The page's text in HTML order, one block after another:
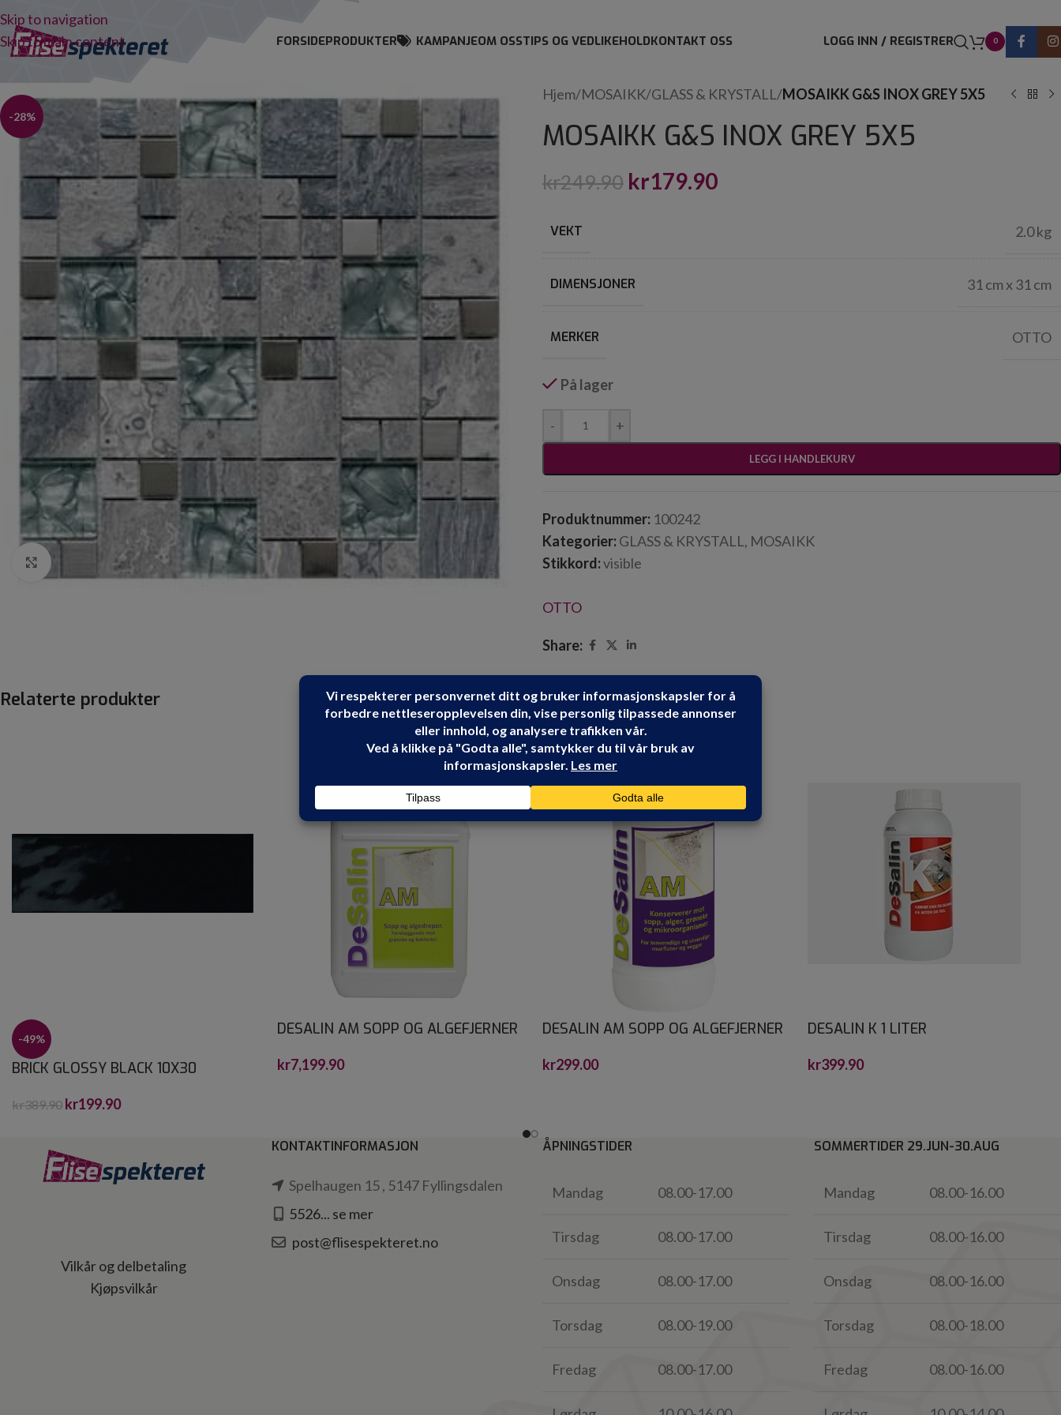
Skip to navigation
Skip to main content
FORSIDEPRODUKTER KAMPANJEOM OSSTIPS OG VEDLIKEHOLDKONTAKT OSS LOGG INN / REGISTRER 0
-28%
Click to enlarge
Hjem/MOSAIKK/GLASS & KRYSTALL/MOSAIKK G&S INOX GREY 5X5
MOSAIKK G&S INOX GREY 5X5
kr249.90 kr179.90
VEKT 2.0 kg
DIMENSJONER 31 cm x 31 cm
MERKER OTTO
På lager
- +
LEGG I HANDLEKURV
Produktnummer: 100242
Kategorier:GLASS & KRYSTALL, MOSAIKK
Stikkord:visible
OTTO
Share:
Relaterte produkter
-49%
BRICK GLOSSY BLACK 10X30
kr389.90 kr199.90
DESALIN AM SOPP OG ALGEFJERNER
kr7,199.90
DESALIN AM SOPP OG ALGEFJERNER
kr299.00
DESALIN K 1 LITER
kr399.90
Vilkår og delbetaling
Kjøpsvilkår
KONTAKTINFORMASJON
Spelhaugen 15 , 5147 Fyllingsdalen
5526... se mer
post@flisespekteret.no
ÅPNINGSTIDER
Mandag 08.00-17.00
Tirsdag 08.00-17.00
Onsdag 08.00-17.00
Torsdag 08.00-19.00
Fredag 08.00-17.00
SOMMERTIDER 29.JUN-30.AUG
Mandag 08.00-16.00
Tirsdag 08.00-16.00
Onsdag 08.00-16.00
Torsdag 08.00-18.00
Fredag 08.00-16.00